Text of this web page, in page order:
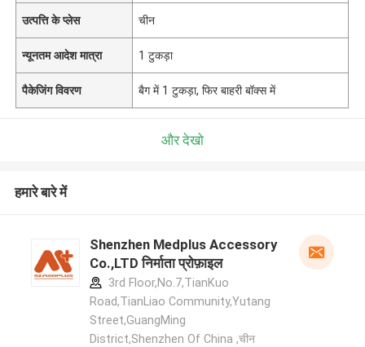
उत्पत्ति के प्लेस चीन
न्यूनतम आदेश मात्रा 1 टुकड़ा
पैकेजिंग विवरण बैग में 1 टुकड़ा, फिर बाहरी बॉक्स में
और देखो
हमारे बारे में
Shenzhen Medplus Accessory
Co.,LTD निर्माता प्रोफ़ाइल
3rd Floor,No.7,TianKuo
Road,TianLiao Community,Yutang
Street,GuangMing
District,Shenzhen Of China ,चीन